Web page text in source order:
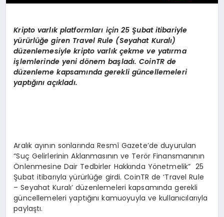
Kripto varlık platformları için 25 Şubat itibariyle
yürürlüğe giren Travel Rule (Seyahat Kuralı)
düzenlemesiyle kripto varlık çekme ve yatırma
işlemlerinde yeni dönem başladı. CoinTR de
düzenleme kapsamında gerekli güncellemeleri
yaptığını açıkladı.
Aralık ayının sonlarında Resmî Gazete’de duyurulan
“Suç Gelirlerinin Aklanmasının ve Terör Finansmanının
Önlenmesine Dair Tedbirler Hakkında Yönetmelik” 25
Şubat itibarıyla yürürlüğe girdi. CoinTR de ‘Travel Rule
– Seyahat Kuralı’ düzenlemeleri kapsamında gerekli
güncellemeleri yaptığını kamuoyuyla ve kullanıcılarıyla
paylaştı.